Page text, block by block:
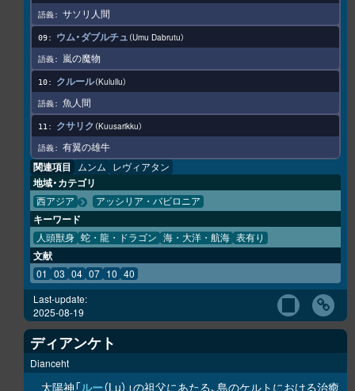
サソリ人間
ウム・ダブルチュ Umu Dabrutu
嵐の魔物
クルール Kulullu
魚人間
クサリク Kuusarikku
有翼の雄牛
関連項目 ムンム レヴィアタン
地域・カテゴリ
西アジア アッシリア・バビロニア
キーワード
人頭獣身 蛇・龍・ドラゴン 海・大洋・航海 表有り
文献
01 03 04 07 10 40
Last-update:
2025-08-19
ディアンケト
Dianceht
太陽神「ルー（Lu）」の祖父にあたる、島のケルトにおける治癒